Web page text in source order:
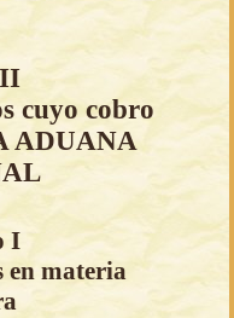
cuyo cobro
ADUANA
I
en materia